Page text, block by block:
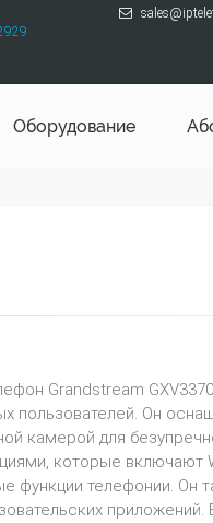
Оборудование
Grandstream
пользователей. Он
камерой для
которые включают
функции телефонии. Он